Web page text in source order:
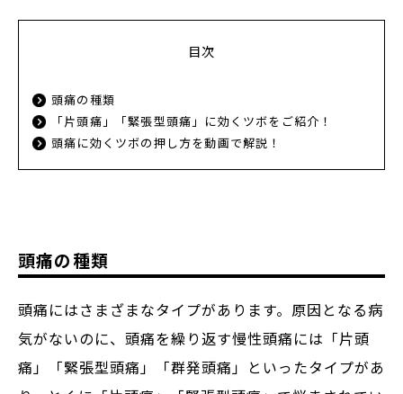
目次
頭痛の種類
「片頭痛」「緊張型頭痛」に効くツボをご紹介！
頭痛に効くツボの押し方を動画で解説！
頭痛の種類
頭痛にはさまざまなタイプがあります。原因となる病
気がないのに、頭痛を繰り返す慢性頭痛には「片頭
痛」「緊張型頭痛」「群発頭痛」といったタイプがあ